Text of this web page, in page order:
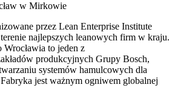
w Mirkowie
przez Lean Enterprise Institute
najlepszych leanowych firm w kraju.
to jeden z
produkcyjnych Grupy Bosch,
systemów hamulcowych dla
jest ważnym ogniwem globalnej